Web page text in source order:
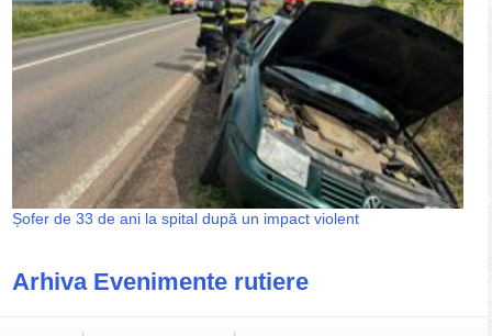
Șofer de 33 de ani la spital după un impact violent
Arhiva Evenimente rutiere